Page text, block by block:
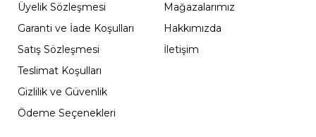
Üyelik Sözleşmesi
Garanti ve İade Koşulları
Satış Sözleşmesi
Teslimat Koşulları
Gizlilik ve Güvenlik
Ödeme Seçenekleri
Mağazalarımız
Hakkımızda
İletişim